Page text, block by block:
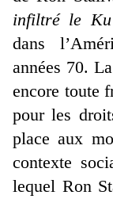
infiltré le
dans
années 70.
encore toute
pour les
place aux
contexte
lequel Ron